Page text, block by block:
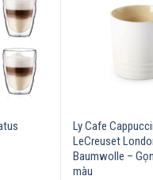
mẻ. Nachtmann 99528
thấp, hạn chế nứt vỡ
tuyệt đối cho sức khỏe
độc hại, đảm bảo an
Ly Cafe
LeCreuset
Baumwolle –
màu